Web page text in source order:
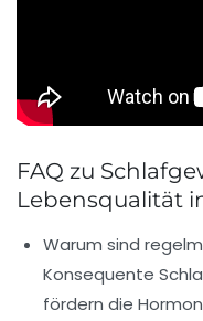
FAQ zu
Lebensqualität
Warum sind
Konsequente
fördern die